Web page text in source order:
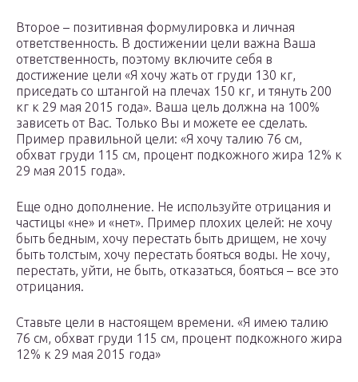
Второе – позитивная формулировка и личная
ответственность. В достижении цели важна Ваша
ответственность, поэтому включите себя в
достижение цели «Я хочу жать от груди 130 кг,
приседать со штангой на плечах 150 кг, и тянуть 200
кг к 29 мая 2015 года». Ваша цель должна на 100%
зависеть от Вас. Только Вы и можете ее сделать.
Пример правильной цели: «Я хочу талию 76 см,
обхват груди 115 см, процент подкожного жира 12% к
29 мая 2015 года».
Еще одно дополнение. Не используйте отрицания и
частицы «не» и «нет». Пример плохих целей: не хочу
быть бедным, хочу перестать быть дрищем, не хочу
быть толстым, хочу перестать бояться воды. Не хочу,
перестать, уйти, не быть, отказаться, бояться – все это
отрицания.
Ставьте цели в настоящем времени. «Я имею талию
76 см, обхват груди 115 см, процент подкожного жира
12% к 29 мая 2015 года»